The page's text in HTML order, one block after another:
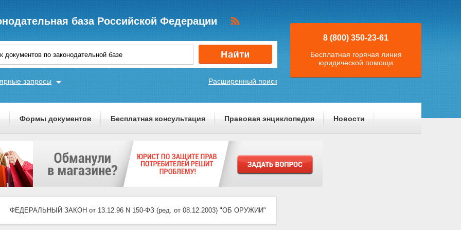
база Российской Федерации
Расширенный поиск
запросы
8 (800) 350-23-61
Бесплатная горячая линия
юридической помощи
Формы документов Бесплатная консультация Правовая энциклопедия Новости
ФЕДЕРАЛЬНЫЙ ЗАКОН от 13.12.96 N 150-ФЗ (ред. от 08.12.2003) "ОБ ОРУЖИИ"